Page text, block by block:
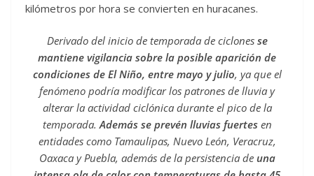
kilómetros por hora se convierten en huracanes.
Derivado del inicio de temporada de ciclones se
mantiene vigilancia sobre la posible aparición de
condiciones de El Niño, entre mayo y julio, ya que el
fenómeno podría modificar los patrones de lluvia y
alterar la actividad ciclónica durante el pico de la
temporada.Además se prevén lluvias fuertes en
entidades como Tamaulipas, Nuevo León, Veracruz,
Oaxaca y Puebla, además de la persistencia de una